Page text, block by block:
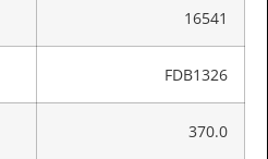
16541
FDB1326
370.0